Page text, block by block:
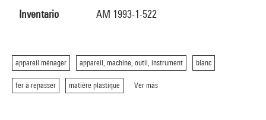
Inventario AM 1993-1-522
appareil ménager appareil, machine, outil, instrument blanc
fer à repasser matière plastique Ver más